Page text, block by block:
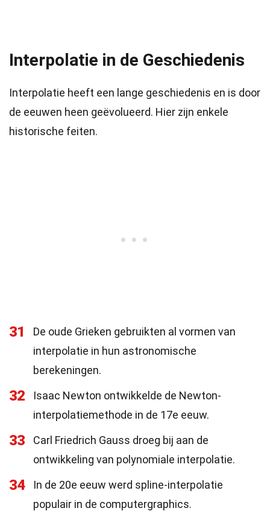
Interpolatie in de Geschiedenis
Interpolatie heeft een lange geschiedenis en is door
de eeuwen heen geëvolueerd. Hier zijn enkele
historische feiten.
31
De oude Grieken gebruikten al vormen van
interpolatie in hun astronomische
berekeningen.
32
Isaac Newton ontwikkelde de Newton-
interpolatiemethode in de 17e eeuw.
33
Carl Friedrich Gauss droeg bij aan de
ontwikkeling van polynomiale interpolatie.
34
In de 20e eeuw werd spline-interpolatie
populair in de computergraphics.